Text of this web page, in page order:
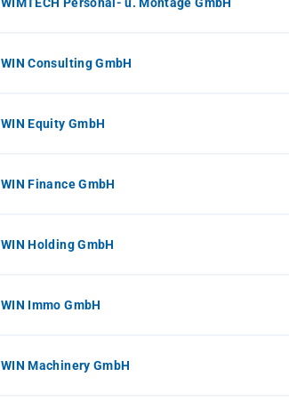
WIN Consulting GmbH
WIN Equity GmbH
WIN Finance GmbH
WIN Holding GmbH
WIN Immo GmbH
WIN Machinery GmbH